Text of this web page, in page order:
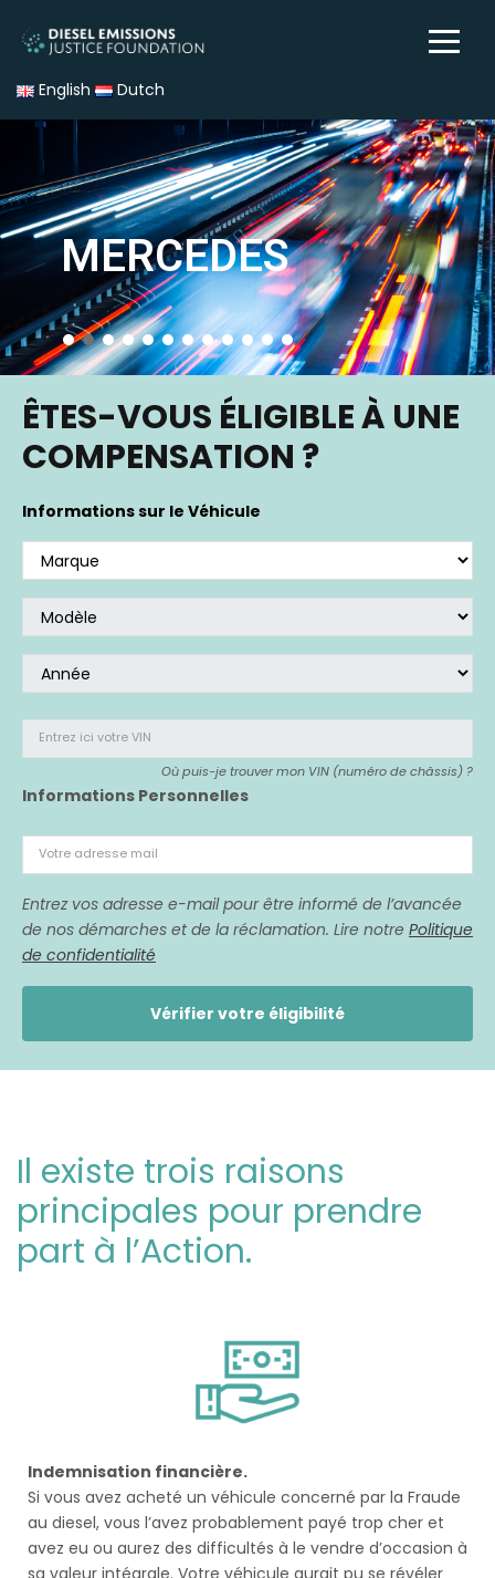
English Dutch
MERCEDES
ÊTES-VOUS ÉLIGIBLE À UNE
COMPENSATION ?
Informations sur le Véhicule
Entrez ici votre VIN
Où puis-je trouver mon VIN (numéro de châssis) ?
Informations Personnelles
Votre adresse mail
Entrez vos adresse e-mail pour être informé de l’avancée
de nos démarches et de la réclamation. Lire notre Politique
de confidentialité
Vérifier votre éligibilité
Si vous avez acheté un véhicule affecté,
Il existe trois raisons
principales pour prendre
part à l’Action.
Indemnisation financière.
Si vous avez acheté un véhicule concerné par la Fraude
au diesel, vous l’avez probablement payé trop cher et
avez eu ou aurez des difficultés à le vendre d’occasion à
sa valeur intégrale. Votre véhicule aurait pu se révéler